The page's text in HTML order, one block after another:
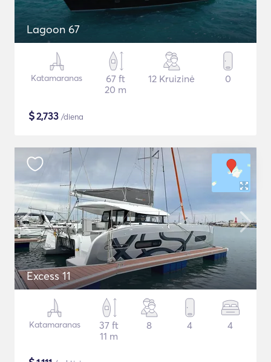
Lagoon 67
Katamaranas
67 ft
20 m
12 Kruizinė 0
$2,733 /diena
Excess 11
Katamaranas
37 ft
11 m
8 4 4